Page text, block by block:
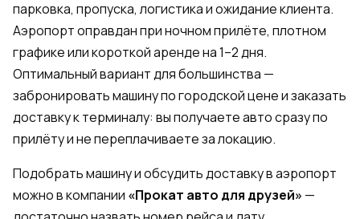
парковка, пропуска, логистика и ожидание клиента.
Аэропорт оправдан при ночном прилёте, плотном
графике или короткой аренде на 1–2 дня.
Оптимальный вариант для большинства —
забронировать машину по городской цене и заказать
доставку к терминалу: вы получаете авто сразу по
прилёту и не переплачиваете за локацию.
Подобрать машину и обсудить доставку в аэропорт
можно в компании «Прокат авто для друзей» —